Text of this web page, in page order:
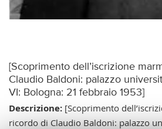
[Scoprimento dell’iscrizione
Claudio Baldoni: palazzo
VI: Bologna: 21 febbraio 1953]
Descrizione:[Scoprimento
ricordo di Claudio Baldoni: palazzo